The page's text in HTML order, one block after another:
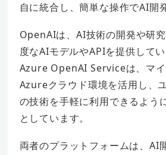
自に統合し、簡単な操作でAI開
OpenAIは、AI技術の開発や研
度なAIモデルやAPIを提供してい
Azure OpenAI Serviceは、マ
Azureクラウド環境を活用し、
の技術を手軽に利用できるよう
としています。
両者のプラットフォームは、AI